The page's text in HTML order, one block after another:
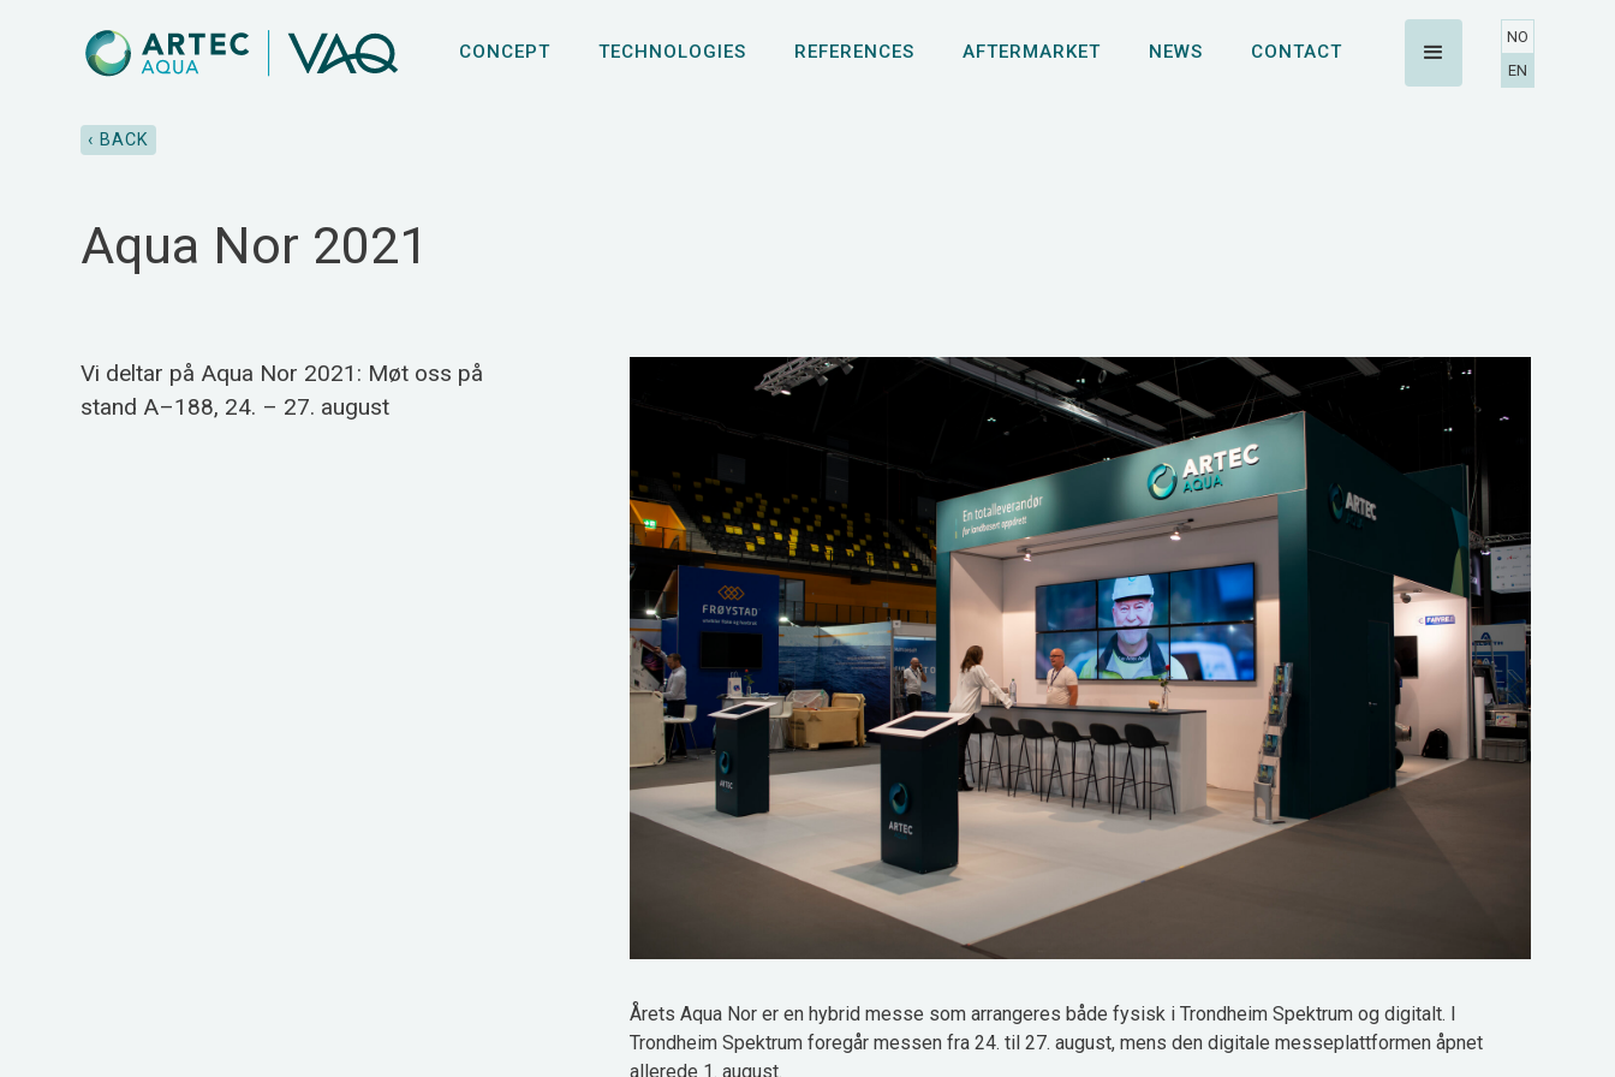
CONCEPT TECHNOLOGIES REFERENCES AFTERMARKET NEWS CONTACT
NO
EN
‹ BACK
Aqua Nor 2021
Vi deltar på Aqua Nor 2021: Møt oss på
stand A–188, 24. – 27. august
Årets Aqua Nor er en hybrid messe som arrangeres både fysisk i Trondheim Spektrum og digitalt. I
Trondheim Spektrum foregår messen fra 24. til 27. august, mens den digitale messeplattformen åpnet
allerede 1. august.